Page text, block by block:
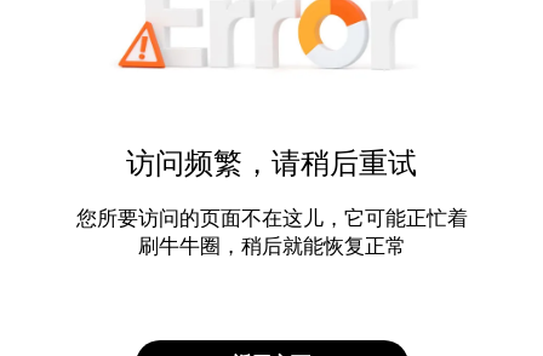
访问频繁，请稍后重试
您所要访问的页面不在这儿，它可能正忙着
刷牛牛圈，稍后就能恢复正常